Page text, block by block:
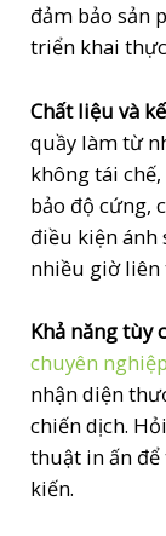
đảm bảo sản
triển khai
Chất liệu và
quầy làm từ
không tái
bảo độ cứng,
điều kiện ánh
nhiều giờ liên
Khả năng tùy
chuyên nghiệp
nhận diện
chiến dịch.
thuật in ấn
kiến.